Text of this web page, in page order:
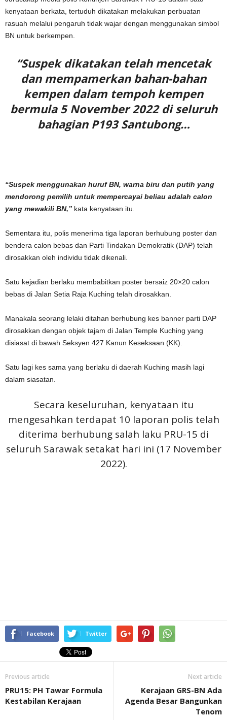
kenyataan berkata, tertuduh dikatakan melakukan perbuatan
rasuah melalui pengaruh tidak wajar dengan menggunakan simbol
BN untuk berkempen.
“Suspek dikatakan telah mencetak
dan mempamerkan bahan-bahan
kempen dalam tempoh kempen
bermula 5 November 2022 di seluruh
bahagian P193 Santubong…
“Suspek menggunakan huruf BN, warna biru dan putih yang
mendorong pemilih untuk mempercayai beliau adalah calon
yang mewakili BN,” kata kenyataan itu.
Sementara itu, polis menerima tiga laporan berhubung poster dan
bendera calon bebas dan Parti Tindakan Demokratik (DAP) telah
dirosakkan oleh individu tidak dikenali.
Satu kejadian berlaku membabitkan poster bersaiz 20×20 calon
bebas di Jalan Setia Raja Kuching telah dirosakkan.
Manakala seorang lelaki ditahan berhubung kes banner parti DAP
dirosakkan dengan objek tajam di Jalan Temple Kuching yang
disiasat di bawah Seksyen 427 Kanun Keseksaan (KK).
Satu lagi kes sama yang berlaku di daerah Kuching masih lagi
dalam siasatan.
Secara keseluruhan, kenyataan itu
mengesahkan terdapat 10 laporan polis telah
diterima berhubung salah laku PRU-15 di
seluruh Sarawak setakat hari ini (17 November
2022).
Facebook Twitter
Previous article
PRU15: PH Tawar Formula
Kestabilan Kerajaan
Next article
Kerajaan GRS-BN Ada
Agenda Besar Bangunkan
Tenom